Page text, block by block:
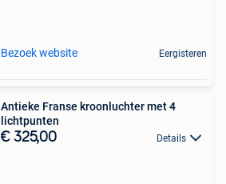
Bezoek website Eergisteren
Antieke Franse kroonluchter met 4
lichtpunten
€ 325,00 Details